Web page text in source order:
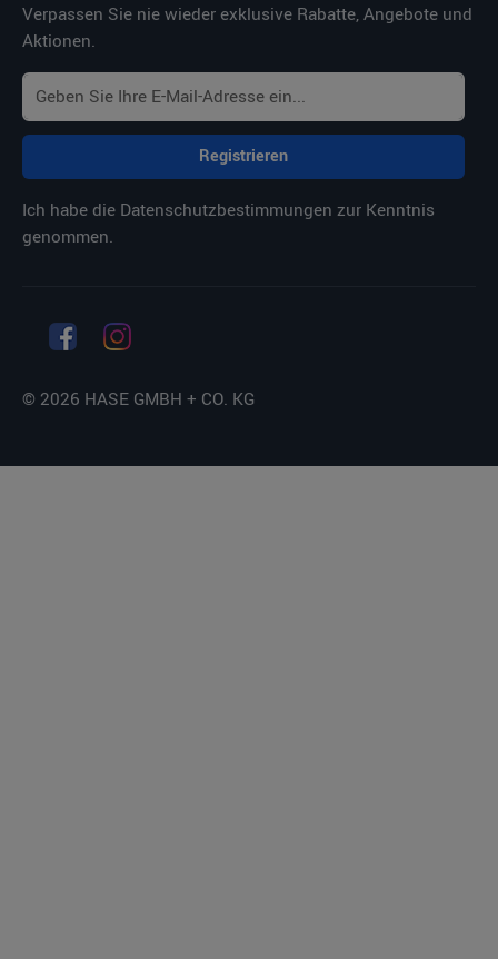
Verpassen Sie nie wieder exklusive Rabatte, Angebote und
Aktionen.
Registrieren
Ich habe die Datenschutzbestimmungen zur Kenntnis
genommen.
© 2026 HASE GMBH + CO. KG